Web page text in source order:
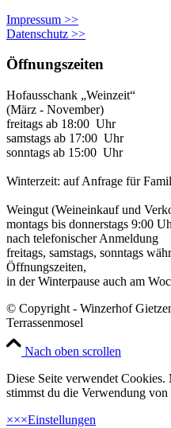
Impressum >>
Datenschutz >>
Öffnungszeiten
Hofausschank „Weinzeit“
(März - November)
freitags ab 18:00 Uhr
samstags ab 17:00 Uhr
sonntags ab 15:00 Uhr
Winterzeit: auf Anfrage für
Weingut (Weineinkauf und
montags bis donnerstags 9:00
nach telefonischer Anmeldung
freitags, samstags, sonntags
Öffnungszeiten,
in der Winterpause auch am
© Copyright - Winzerhof
Terrassenmosel
Nach oben scrollen
Diese Seite verwendet
stimmst du die Verwendung von
×××Einstellungen